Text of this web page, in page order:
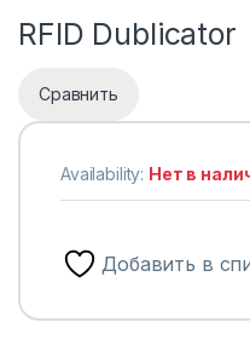
RFID Dublicator
Сравнить
Availability: Нет в
Добавить в